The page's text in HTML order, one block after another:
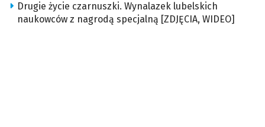
Drugie życie czarnuszki. Wynalazek lubelskich
naukowców z nagrodą specjalną [ZDJĘCIA, WIDEO]